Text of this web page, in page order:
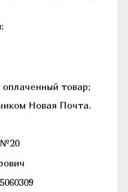
товар;
Новая Почта.
№20